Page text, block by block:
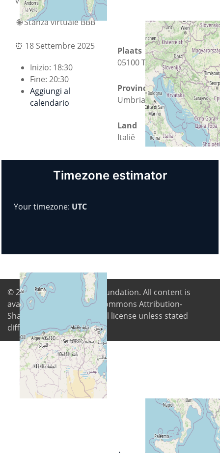
🌐 Stanza virtuale BBB
⏰ 18 Settembre 2025
Inizio: 18:30
Fine: 20:30
Aggiungi al
calendario
Plaats
05100 Terni
Provincie
Umbria
Land
Italië
Timezone estimator
Your timezone: UTC
© 2026Digital Freedom Foundation. All content is
available under Creative Commons Attribution-
ShareAlike 4.0 International license unless stated
differently